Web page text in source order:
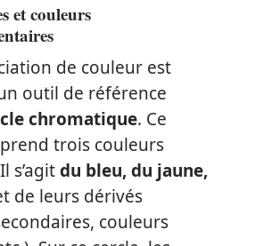
et couleurs
de couleur est
outil de référence
chromatique. Ce
trois couleurs
s’agitdu bleu, du jaune,
de leurs dérivés
couleurs